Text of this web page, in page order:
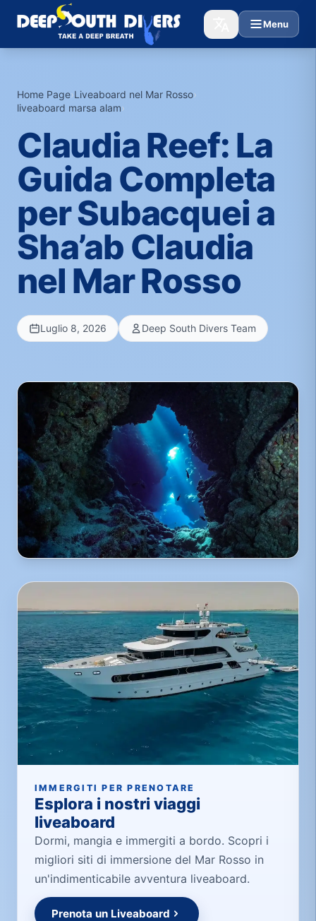
Menu
Home Page›Liveaboard nel Mar Rosso›
liveaboard marsa alam›
Claudia Reef: La
Guida Completa
per Subacquei a
Sha’ab Claudia
nel Mar Rosso
Luglio 8, 2026 Deep South Divers Team
IMMERGITI PER PRENOTARE
Esplora i nostri viaggi
liveaboard
Dormi, mangia e immergiti a bordo. Scopri i
migliori siti di immersione del Mar Rosso in
un'indimenticabile avventura liveaboard.
Prenota un Liveaboard